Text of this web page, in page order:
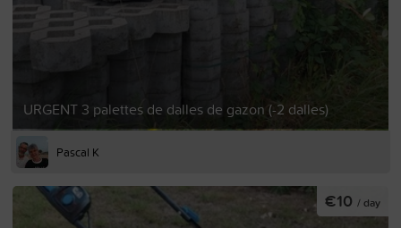
URGENT 3 palettes de dalles de gazon (-2 dalles)
Pascal K
€10 / day